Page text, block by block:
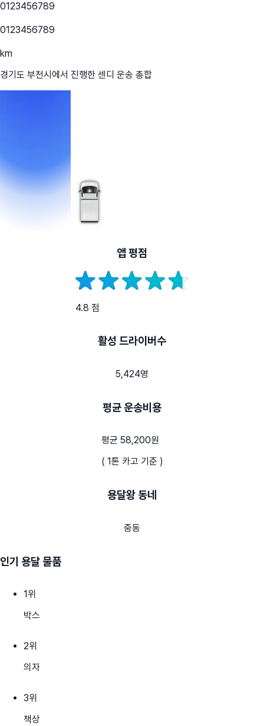
0123456789
0123456789
km
경기도 부천시 에서 진행한 센디 운송 총합
앱 평점
4.8 점
활성 드라이버수
5,424명
평균 운송비용
평균 58,200원
( 1톤 카고 기준 )
용달왕 동네
중동
인기 용달 물품
1위
박스
2위
의자
3위
책상